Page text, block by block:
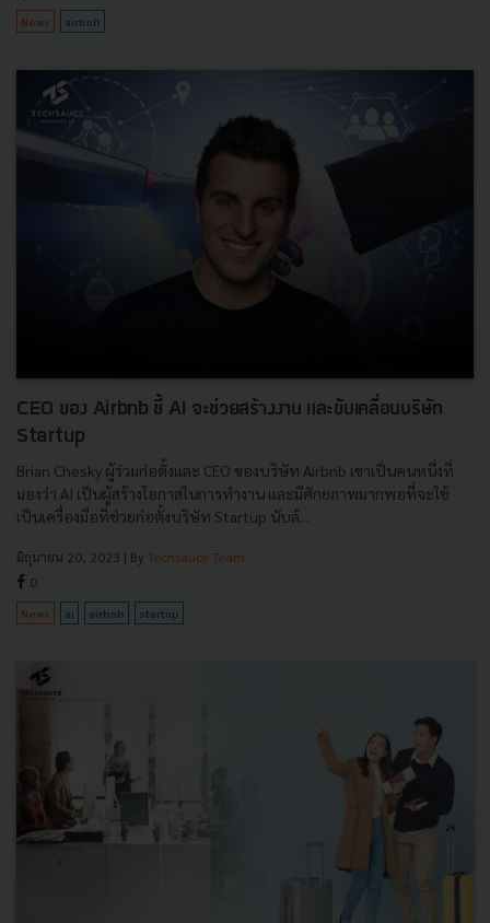
News airbnb
CEO ของ Airbnb ชี้ AI จะช่วยสร้างงาน และขับเคลื่อนบริษัท
Startup
Brian Chesky ผู้ร่วมก่อตั้งและ CEO ของบริษัท Airbnb เขาเป็นคนหนึ่งที่
มองว่า AI เป็นผู้สร้างโอกาสในการทำงาน และมีศักยภาพมากพอที่จะใช้
เป็นเครื่องมือที่ช่วยก่อตั้งบริษัท Startup นับล้...
มิถุนายน 20, 2023 | By Techsauce Team
0
News ai airbnb startup